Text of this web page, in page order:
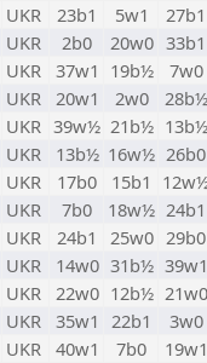
UKR 23b1 5w1
27b1
UKR 2b0 20w0 33b1
UKR 37w1 19b½
7w0
UKR 20w1 2w0
28b½
UKR 39w½ 21b½ 13b½
UKR 13b½ 16w½ 26b0
UKR 17b0 15b1
UKR 7b0 18w½ 24b1
UKR 24b1 25w0 29b0
UKR 14w0 31b½ 39w1
UKR 22w0 12b½ 21w0
UKR 35w1 22b1
3w0
UKR 40w1 7b0
19w1